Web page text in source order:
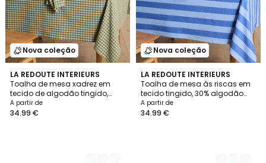
Nova coleção
LA REDOUTE INTERIEURS
Toalha de mesa xadrez em
tecido de algodão tingido,
BETHANY BICOLORE
A partir de
34.99 €
2
Cores
Nova coleção
LA REDOUTE INTERIEURS
Toalha de mesa às riscas em
tecido tingido, 30% algodão
reciclado, MIRELLA
A partir de
34.99 €
2
Cores